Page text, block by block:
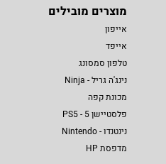
מוצרים מובילים
אייפון
אייפד
טלפון סמסונג
נינג'ה גריל - Ninja
מכונת קפה
פלסטיישן 5 - PS5
נינטנדו - Nintendo
מדפסת HP